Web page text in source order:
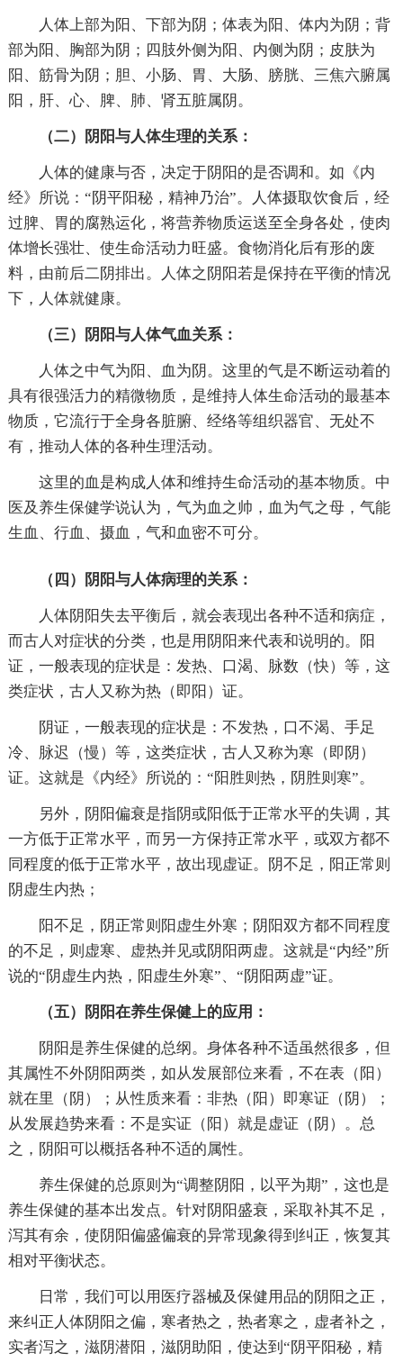
人体上部为阳、下部为阴；体表为阳、体内为阴；背
部为阳、胸部为阴；四肢外侧为阳、内侧为阴；皮肤为
阳、筋骨为阴；胆、小肠、胃、大肠、膀胱、三焦六腑属
阳，肝、心、脾、肺、肾五脏属阴。
（二）阴阳与人体生理的关系：
人体的健康与否，决定于阴阳的是否调和。如《内
经》所说：“阴平阳秘，精神乃治”。人体摄取饮食后，经
过脾、胃的腐熟运化，将营养物质运送至全身各处，使肉
体增长强壮、使生命活动力旺盛。食物消化后有形的废
料，由前后二阴排出。人体之阴阳若是保持在平衡的情况
下，人体就健康。
（三）阴阳与人体气血关系：
人体之中气为阳、血为阴。这里的气是不断运动着的
具有很强活力的精微物质，是维持人体生命活动的最基本
物质，它流行于全身各脏腑、经络等组织器官、无处不
有，推动人体的各种生理活动。
这里的血是构成人体和维持生命活动的基本物质。中
医及养生保健学说认为，气为血之帅，血为气之母，气能
生血、行血、摄血，气和血密不可分。
（四）阴阳与人体病理的关系：
人体阴阳失去平衡后，就会表现出各种不适和病症，
而古人对症状的分类，也是用阴阳来代表和说明的。阳
证，一般表现的症状是：发热、口渴、脉数（快）等，这
类症状，古人又称为热（即阳）证。
阴证，一般表现的症状是：不发热，口不渴、手足
冷、脉迟（慢）等，这类症状，古人又称为寒（即阴）
证。这就是《内经》所说的：“阳胜则热，阴胜则寒”。
另外，阴阳偏衰是指阴或阳低于正常水平的失调，其
一方低于正常水平，而另一方保持正常水平，或双方都不
同程度的低于正常水平，故出现虚证。阴不足，阳正常则
阴虚生内热；
阳不足，阴正常则阳虚生外寒；阴阳双方都不同程度
的不足，则虚寒、虚热并见或阴阳两虚。这就是“内经”所
说的“阴虚生内热，阳虚生外寒”、“阴阳两虚”证。
（五）阴阳在养生保健上的应用：
阴阳是养生保健的总纲。身体各种不适虽然很多，但
其属性不外阴阳两类，如从发展部位来看，不在表（阳）
就在里（阴）；从性质来看：非热（阳）即寒证（阴）；
从发展趋势来看：不是实证（阳）就是虚证（阴）。总
之，阴阳可以概括各种不适的属性。
养生保健的总原则为“调整阴阳，以平为期”，这也是
养生保健的基本出发点。针对阴阳盛衰，采取补其不足，
泻其有余，使阴阳偏盛偏衰的异常现象得到纠正，恢复其
相对平衡状态。
日常，我们可以用医疗器械及保健用品的阴阳之正，
来纠正人体阴阳之偏，寒者热之，热者寒之，虚者补之，
实者泻之，滋阴潜阳，滋阴助阳，使达到“阴平阳秘，精